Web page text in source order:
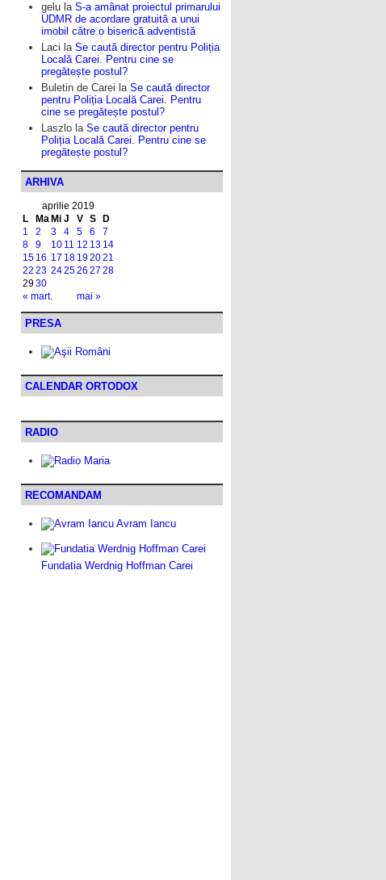
gelu la S-a amânat proiectul primarului
UDMR de acordare gratuită a unui
imobil către o biserică adventistă
Laci la Se caută director pentru Poliția
Locală Carei. Pentru cine se
pregătește postul?
Buletin de Carei la Se caută director
pentru Poliția Locală Carei. Pentru
cine se pregătește postul?
Laszlo la Se caută director pentru
Poliția Locală Carei. Pentru cine se
pregătește postul?
ARHIVA
aprilie 2019
L
Ma Mi J V S D
« mart. mai »
1 2 3 4 5 6
7
8
9 10 11 12 13 14
15 16 17 18 192021
22 23 242526 27 28
2930
PRESA
CALENDAR ORTODOX
RADIO
RECOMANDAM
Avram Iancu
Fundatia Werdnig Hoffman Carei